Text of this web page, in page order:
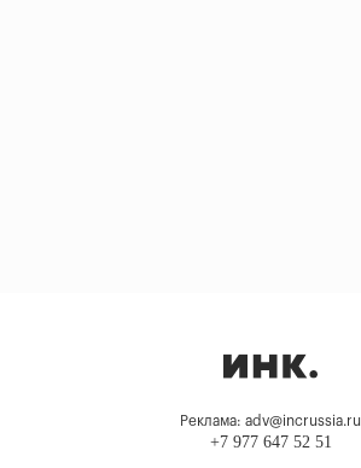
Реклама: adv@incrussia.ru
+7 977 647 52 51